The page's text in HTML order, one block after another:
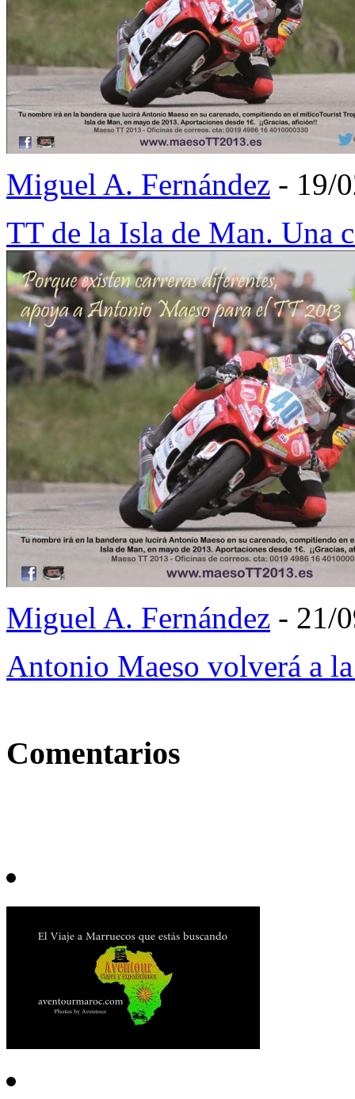
Miguel A. Fernández - 19/
TT de la Isla de Man. Una
Miguel A. Fernández - 21/
Antonio Maeso volverá a
Comentarios